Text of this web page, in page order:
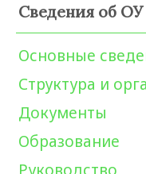
Сведения об ОУ
Основные
Структура и
Документы
Образование
Руководство